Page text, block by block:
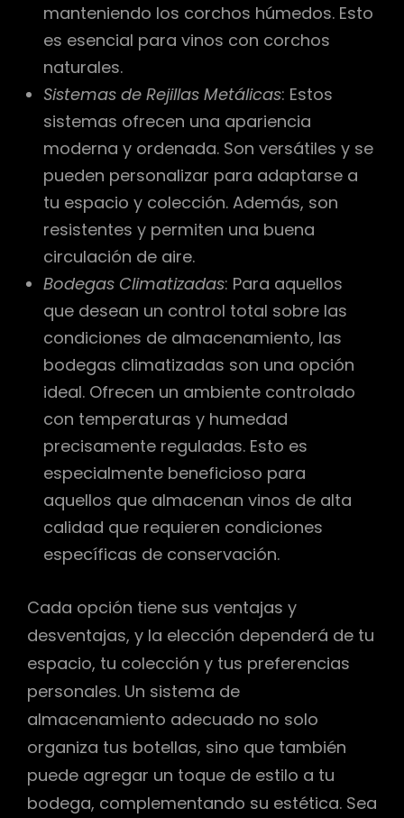
manteniendo los corchos húmedos. Esto
es esencial para vinos con corchos
naturales.
Sistemas de Rejillas Metálicas: Estos
sistemas ofrecen una apariencia
moderna y ordenada. Son versátiles y se
pueden personalizar para adaptarse a
tu espacio y colección. Además, son
resistentes y permiten una buena
circulación de aire.
Bodegas Climatizadas: Para aquellos
que desean un control total sobre las
condiciones de almacenamiento, las
bodegas climatizadas son una opción
ideal. Ofrecen un ambiente controlado
con temperaturas y humedad
precisamente reguladas. Esto es
especialmente beneficioso para
aquellos que almacenan vinos de alta
calidad que requieren condiciones
específicas de conservación.
Cada opción tiene sus ventajas y
desventajas, y la elección dependerá de tu
espacio, tu colección y tus preferencias
personales. Un sistema de
almacenamiento adecuado no solo
organiza tus botellas, sino que también
puede agregar un toque de estilo a tu
bodega, complementando su estética. Sea